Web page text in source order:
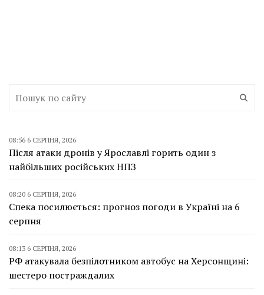
08:56 6 СЕРПНЯ, 2026
Після атаки дронів у Ярославлі горить один з
найбільших російських НПЗ
08:20 6 СЕРПНЯ, 2026
Спека посилюється: прогноз погоди в Україні на 6
серпня
08:13 6 СЕРПНЯ, 2026
РФ атакувала безпілотником автобус на Херсонщині:
шестеро постраждалих